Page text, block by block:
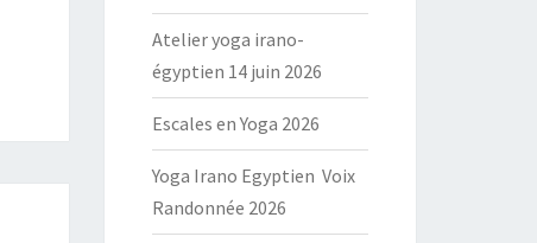
Atelier yoga irano-
égyptien 14 juin 2026
Escales en Yoga 2026
Yoga Irano Egyptien Voix
Randonnée 2026